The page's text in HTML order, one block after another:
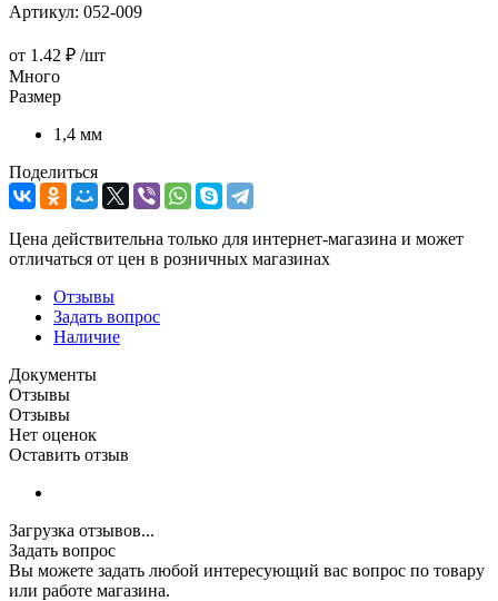
Артикул: 052-009
от 1.42 ₽ /шт
Много
Размер
1,4 мм
Поделиться
Цена действительна только для интернет-магазина и может
отличаться от цен в розничных магазинах
Отзывы
Задать вопрос
Наличие
Документы
Отзывы
Отзывы
Нет оценок
Оставить отзыв
Загрузка отзывов...
Задать вопрос
Вы можете задать любой интересующий вас вопрос по товару
или работе магазина.